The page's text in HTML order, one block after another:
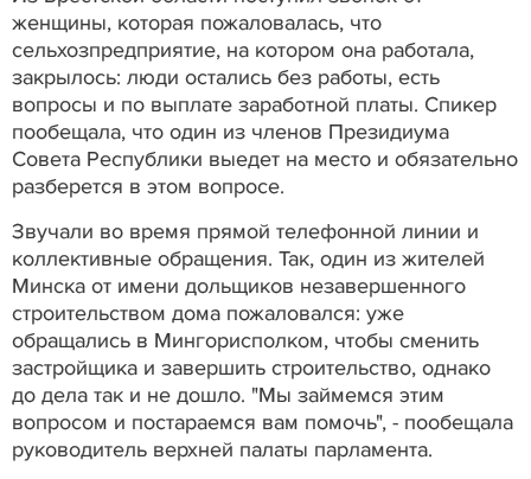
женщины, которая пожаловалась, что
сельхозпредприятие, на котором она работала,
закрылось: люди остались без работы, есть
вопросы и по выплате заработной платы. Спикер
пообещала, что один из членов Президиума
Совета Республики выедет на место и обязательно
разберется в этом вопросе.
Звучали во время прямой телефонной линии и
коллективные обращения. Так, один из жителей
Минска от имени дольщиков незавершенного
строительством дома пожаловался: уже
обращались в Мингорисполком, чтобы сменить
застройщика и завершить строительство, однако
до дела так и не дошло. "Мы займемся этим
вопросом и постараемся вам помочь", - пообещала
руководитель верхней палаты парламента.